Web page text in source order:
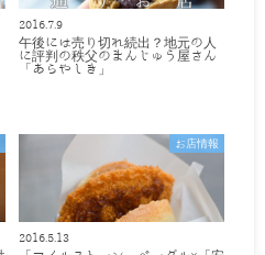
2016.7.9
午後には売り切れ続出？地元の人
に評判の秩父のまんじゅう屋さん
「あらやしき」
お店情報
2016.5.13